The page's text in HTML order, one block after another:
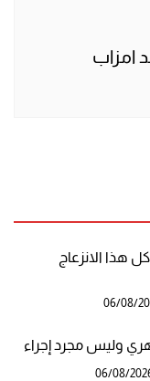
امزاب
هذا الانزعاج
06/08/
وليس مجرد إجراء
06/08/